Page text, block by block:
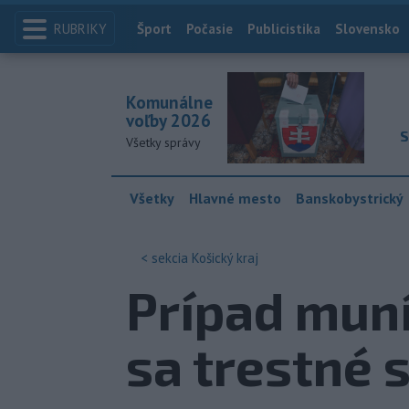
RUBRIKY Index
Šport Počasie Publicistika Slovensko
Komunálne
voľby 2026
Všetky správy
Všetky Hlavné mesto Banskobystrický
< sekcia Košický kraj
Prípad
sa trestné